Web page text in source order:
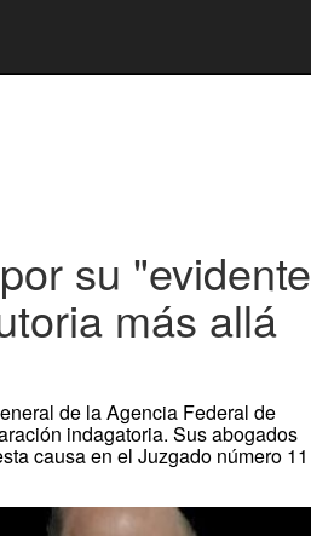
su "evidente
más allá
de la Agencia Federal de
indagatoria. Sus abogados
causa en el Juzgado número 11